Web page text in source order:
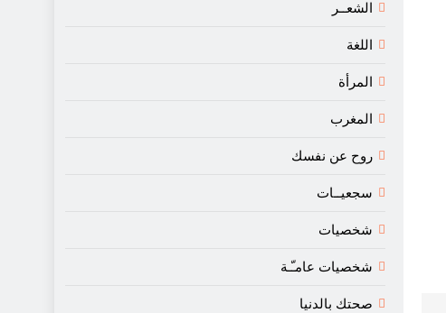
الشعــر
اللغة
المرأة
المغرب
روح عن نفسك
سجعيــات
شخصيات
شخصيات عامـّـة
صحتك بالدنيا